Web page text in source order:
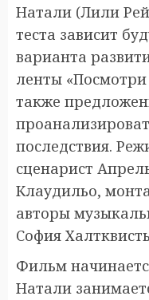
Натали (Лили
теста зависит
варианта
ленты
также
последствия.
сценарист
Клаудильо,
авторы
София
Фильм
Натали